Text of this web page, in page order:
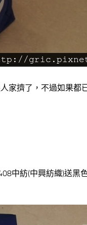
家擠了，不過如果都
中紡(中興紡織)送黑